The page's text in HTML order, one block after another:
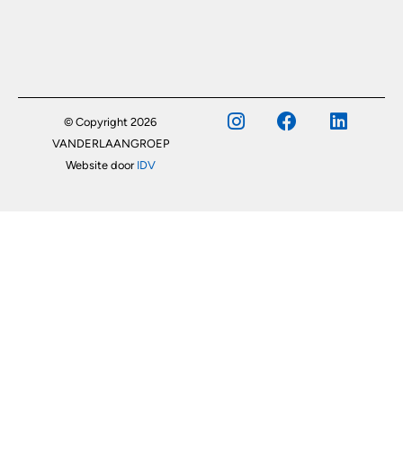
© Copyright 2026
VANDERLAANGROEP
Website door IDV